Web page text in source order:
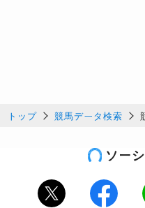
トップ 競馬データ検索
ソー